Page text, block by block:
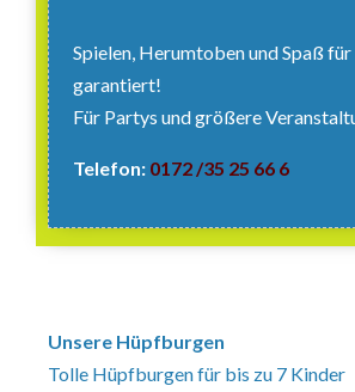
Spielen, Herumtoben und Spaß
garantiert!
Für Partys und größere
Telefon: 0172 /35 25 66 6
Unsere Hüpfburgen
Tolle Hüpfburgen für bis zu 7 Kinder